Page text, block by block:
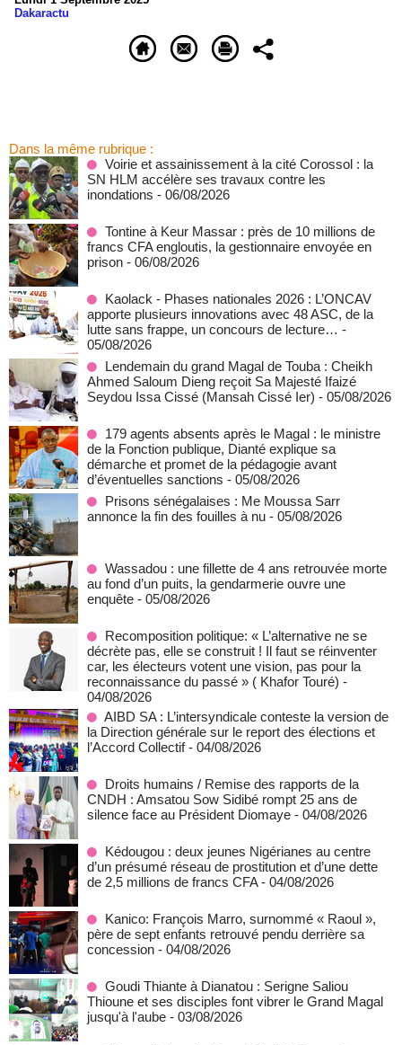
Dakaractu
Dans la même rubrique :
Voirie et assainissement à la cité Corossol : la
SN HLM accélère ses travaux contre les
inondations - 06/08/2026
Tontine à Keur Massar : près de 10 millions de
francs CFA engloutis, la gestionnaire envoyée en
prison - 06/08/2026
Kaolack - Phases nationales 2026 : L’ONCAV
apporte plusieurs innovations avec 48 ASC, de la
lutte sans frappe, un concours de lecture… -
05/08/2026
Lendemain du grand Magal de Touba : Cheikh
Ahmed Saloum Dieng reçoit Sa Majesté Ifaizé
Seydou Issa Cissé (Mansah Cissé Ier) - 05/08/2026
179 agents absents après le Magal : le ministre
de la Fonction publique, Dianté explique sa
démarche et promet de la pédagogie avant
d’éventuelles sanctions - 05/08/2026
Prisons sénégalaises : Me Moussa Sarr
annonce la fin des fouilles à nu - 05/08/2026
Wassadou : une fillette de 4 ans retrouvée morte
au fond d’un puits, la gendarmerie ouvre une
enquête - 05/08/2026
Recomposition politique: « L’alternative ne se
décrète pas, elle se construit ! Il faut se réinventer
car, les électeurs votent une vision, pas pour la
reconnaissance du passé » ( Khafor Touré) -
04/08/2026
AIBD SA : L’intersyndicale conteste la version de
la Direction générale sur le report des élections et
l’Accord Collectif - 04/08/2026
Droits humains / Remise des rapports de la
CNDH : Amsatou Sow Sidibé rompt 25 ans de
silence face au Président Diomaye - 04/08/2026
Kédougou : deux jeunes Nigérianes au centre
d’un présumé réseau de prostitution et d’une dette
de 2,5 millions de francs CFA - 04/08/2026
Kanico: François Marro, surnommé « Raoul »,
père de sept enfants retrouvé pendu derrière sa
concession - 04/08/2026
Goudi Thiante à Dianatou : Serigne Saliou
Thioune et ses disciples font vibrer le Grand Magal
jusqu'à l'aube - 03/08/2026